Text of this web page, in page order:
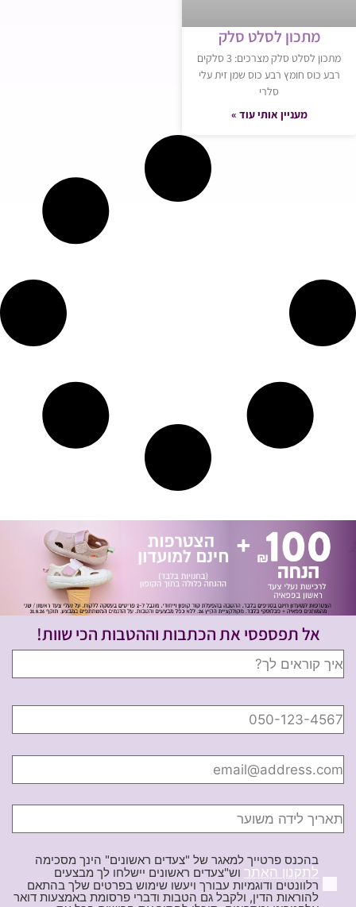
מתכון לסלט סלק
מתכון לסלט סלק מצרכים: 3 סלקים
רבע כוס חומץ רבע כוס שמן זית עלי
סלרי
מעניין אותי עוד »
אל תפספסי את הכתבות וההטבות הכי שוות!
בהכנס פרטייך למאגר של "צעדים ראשונים" הינך מסכימה
לתקנון האתר וש"צעדים ראשונים יישלחו לך מבצעים
רלוונטים ודוגמיות עבורך ויעשו שימוש בפרטים שלך בהתאם
להוראות הדין, ולקבל גם הטבות ודברי פרסומת באמצעות דואר